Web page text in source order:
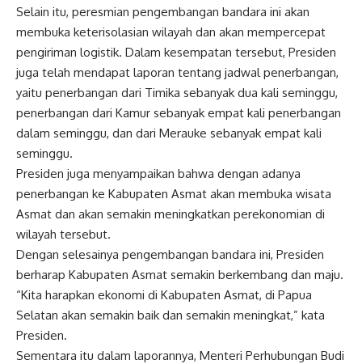
Selain itu, peresmian pengembangan bandara ini akan
membuka keterisolasian wilayah dan akan mempercepat
pengiriman logistik. Dalam kesempatan tersebut, Presiden
juga telah mendapat laporan tentang jadwal penerbangan,
yaitu penerbangan dari Timika sebanyak dua kali seminggu,
penerbangan dari Kamur sebanyak empat kali penerbangan
dalam seminggu, dan dari Merauke sebanyak empat kali
seminggu.
Presiden juga menyampaikan bahwa dengan adanya
penerbangan ke Kabupaten Asmat akan membuka wisata
Asmat dan akan semakin meningkatkan perekonomian di
wilayah tersebut.
Dengan selesainya pengembangan bandara ini, Presiden
berharap Kabupaten Asmat semakin berkembang dan maju.
“Kita harapkan ekonomi di Kabupaten Asmat, di Papua
Selatan akan semakin baik dan semakin meningkat,” kata
Presiden.
Sementara itu dalam laporannya, Menteri Perhubungan Budi